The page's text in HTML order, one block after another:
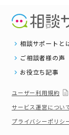
相談サポートと
ご相談者様の声
お役立ち記事
ユーザー利用規約
サービス運営につい
プライバシーポリシ